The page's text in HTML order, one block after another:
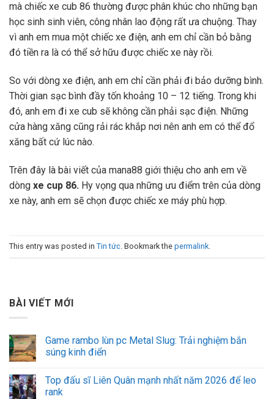
mà chiếc xe cub 86 thường được phân khúc cho những bạn
học sinh sinh viên, công nhân lao động rất ưa chuộng. Thay
vì anh em mua một chiếc xe điện, anh em chỉ cần bỏ bằng
đó tiền ra là có thể sở hữu được chiếc xe này rồi.
So với dòng xe điện, anh em chỉ cần phải đi bảo dưỡng bình.
Thời gian sạc bình đầy tốn khoảng 10 – 12 tiếng. Trong khi
đó, anh em đi xe cub sẽ không cần phải sạc điện. Những
cửa hàng xăng cũng rải rác khắp nơi nên anh em có thể đổ
xăng bất cứ lúc nào.
Trên đây là bài viết của mana88 giới thiệu cho anh em về
dòng xe cup 86. Hy vọng qua những ưu điểm trên của dòng
xe này, anh em sẽ chọn được chiếc xe máy phù hợp.
This entry was posted in Tin tức . Bookmark the permalink
BÀI VIẾT MỚI
Game rambo lùn pc Metal Slug: Trải nghiệm bắn
súng kinh điển
Top đấu sĩ Liên Quân mạnh nhất năm 2026 để leo
rank